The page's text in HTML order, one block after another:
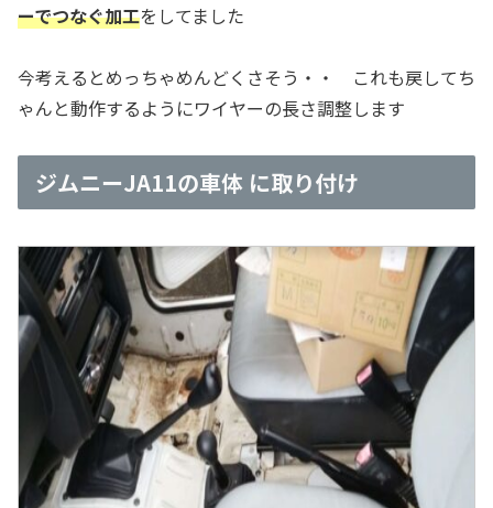
ーでつなぐ加工をしてました
今考えるとめっちゃめんどくさそう・・ これも戻してち
ゃんと動作するようにワイヤーの長さ調整します
ジムニーJA11の車体 に取り付け